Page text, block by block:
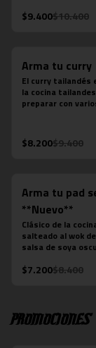
verde, salsa de
$9.400$10.400
Arma tu curry
El curry tailandés
la cocina
preparar con
plato levemente
Estos son los
-Massaman:
-Panang: Maní y
-Rojo: Cebolla
fresca, jugo de
-Verde:
albahaca fresca
$8.200$9.400
Arma tu pad
**Nuevo**
Clásico de la
salteado al wok
salsa de soya
elijas. Plato
$7.200$8.400
Promociones